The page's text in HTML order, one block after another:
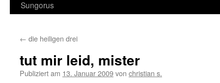
zum
Sungorus
← die heiligen drei
tut mir leid, mister
Publiziert am 13. Januar 2009von christian s.